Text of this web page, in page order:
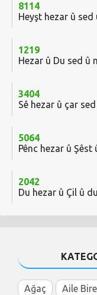
8114
Heyşt hezar û sed
1219
Hezar û Du sed û
3404
Sê hezar û çar
5064
Pênc hezar û Şêst
2042
Du hezar û Çil û du
Ağaç Aile